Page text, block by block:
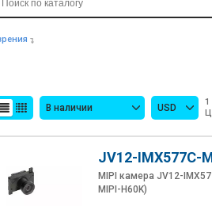
В наличии USD
1
JV12-IMX577C-
MIPI камера JV12-
MIPI-H60K)